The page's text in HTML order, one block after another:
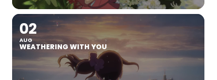
02
AUG
WEATHERING WITH YOU